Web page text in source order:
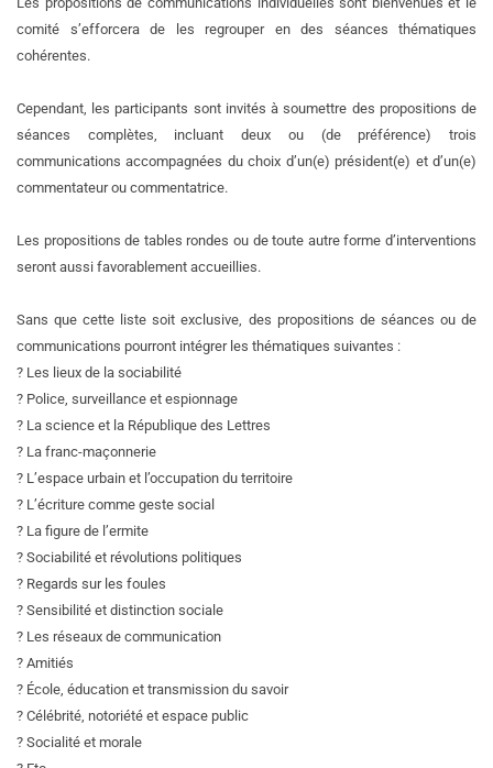
comité s’efforcera de les regrouper en des séances thématiques
cohérentes.
Cependant, les participants sont invités à soumettre des propositions de
séances complètes, incluant deux ou (de préférence) trois
communications accompagnées du choix d’un(e) président(e) et d’un(e)
commentateur ou commentatrice.
Les propositions de tables rondes ou de toute autre forme d’interventions
seront aussi favorablement accueillies.
Sans que cette liste soit exclusive, des propositions de séances ou de
communications pourront intégrer les thématiques suivantes :
? Les lieux de la sociabilité
? Police, surveillance et espionnage
? La science et la République des Lettres
? La franc-maçonnerie
? L’espace urbain et l’occupation du territoire
? L’écriture comme geste social
? La figure de l’ermite
? Sociabilité et révolutions politiques
? Regards sur les foules
? Sensibilité et distinction sociale
? Les réseaux de communication
? Amitiés
? École, éducation et transmission du savoir
? Célébrité, notoriété et espace public
? Socialité et morale